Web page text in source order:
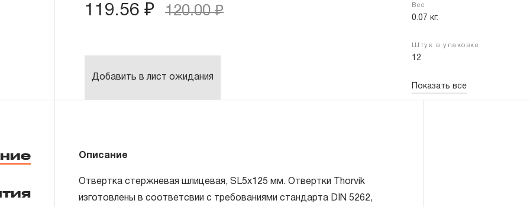
Вес
0.07 кг.
Штук в упаковке
12
Показать все
119.56 ₽ 120.00 ₽
Добавить в лист ожидания
Описание
Отвертка стержневая шлицевая, SL5х125 мм. Отвертки Thorvik
изготовлены в соответсвии с требованиями стандарта DIN 5262,